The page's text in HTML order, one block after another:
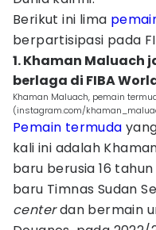
Berikut ini lima
berpartisipasi pada
1. Khaman Maluach
berlaga di FIBA
Khaman Maluach, pemain
(instagram.com/
Pemain termuda
kali ini adalah
baru berusia 16
baru Timnas Sudan
centerdan bermain